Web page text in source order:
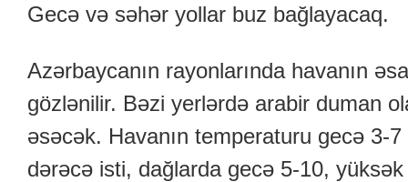
Gecə və səhər yollar buz bağlayacaq.
Azərbaycanın rayonlarında havanın
gözlənilir. Bəzi yerlərdə arabir duman
əsəcək. Havanın temperaturu gecə 3-
dərəcə isti, dağlarda gecə 5-10,